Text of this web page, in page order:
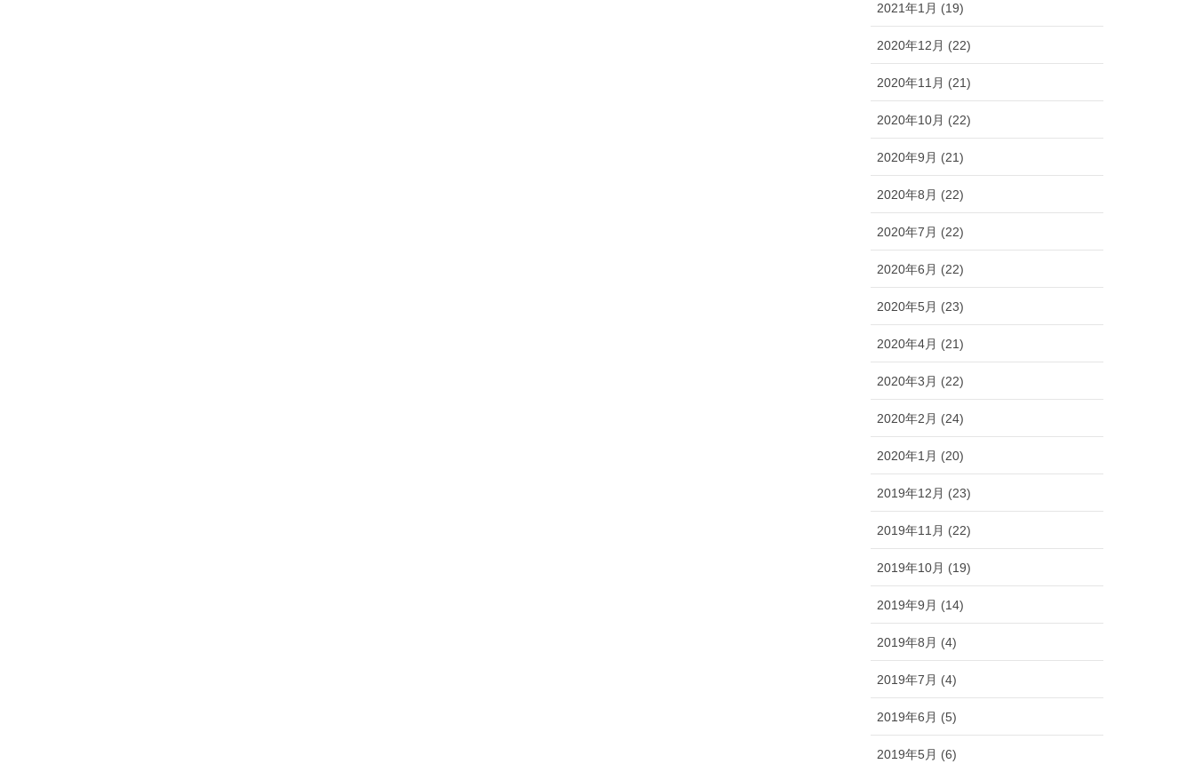
2021年1月 (19)
2020年12月 (22)
2020年11月 (21)
2020年10月 (22)
2020年9月 (21)
2020年8月 (22)
2020年7月 (22)
2020年6月 (22)
2020年5月 (23)
2020年4月 (21)
2020年3月 (22)
2020年2月 (24)
2020年1月 (20)
2019年12月 (23)
2019年11月 (22)
2019年10月 (19)
2019年9月 (14)
2019年8月 (4)
2019年7月 (4)
2019年6月 (5)
2019年5月 (6)